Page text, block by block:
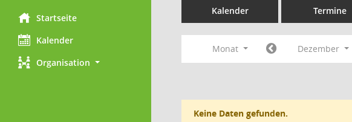
Startseite
Kalender
Organisation
Kalender Termine
Monat Dezember
Keine Daten gefunden.